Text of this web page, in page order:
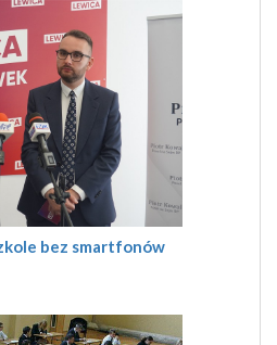
bez smartfonów